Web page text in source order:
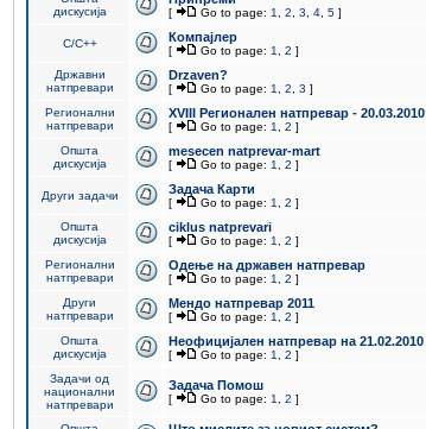
дискусија
[ Go to page: 1 2 3 4 5 ]
C/C++ Компајлер
[ Go to page: 1 2 ]
Државни
натпревари
Drzaven?
[ Go to page: 1 2 3 ]
Регионални
натпревари
XVIII Регионален натпревар - 20.03.2010
[ Go to page: 1 2 ]
Општа
дискусија
mesecen natprevar-mart
[ Go to page: 1 2 ]
Други задачи Задача Карти
[ Go to page: 1 2 ]
Општа
дискусија
ciklus natprevari
[ Go to page: 1 2 ]
Регионални
натпревари
Одење на државен натпревар
[ Go to page: 1 2 ]
Други
натпревари
Мендо натпревар 2011
[ Go to page: 1 2 ]
Општа
дискусија
Неофицијален натпревар на 21.02.2010
[ Go to page: 1 2 ]
Задачи од
национални
натпревари
Задача Помош
[ Go to page: 1 2 ]